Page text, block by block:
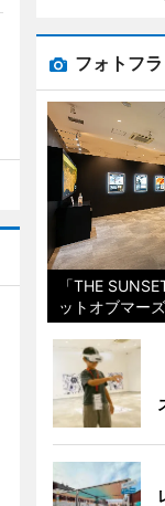
フォトフ
「THE
ットオブマー